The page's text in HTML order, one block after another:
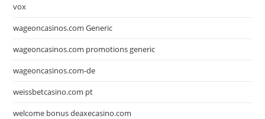
vox
wageoncasinos.com Generic
wageoncasinos.com promotions generic
wageoncasinos.com-de
weissbetcasino.com pt
welcome bonus deaxecasino.com